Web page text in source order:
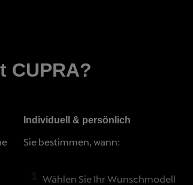
CUPRA?
Individuell & persönlich
Sie bestimmen, wann:
Wählen Sie Ihr Wunschmodell